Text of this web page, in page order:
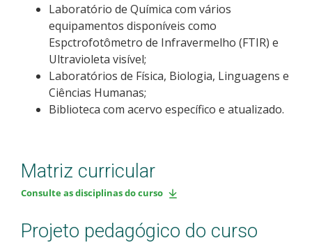
Laboratório de Química com vários
equipamentos disponíveis como
Espctrofotômetro de Infravermelho (FTIR) e
Ultravioleta visível;
Laboratórios de Física, Biologia, Linguagens e
Ciências Humanas;
Biblioteca com acervo específico e atualizado.
Matriz curricular
Consulte as disciplinas do curso
Projeto pedagógico do curso